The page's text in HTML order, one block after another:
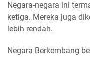
Negara-negara ini
ketiga. Mereka juga
lebih rendah.
Negara Berkembang